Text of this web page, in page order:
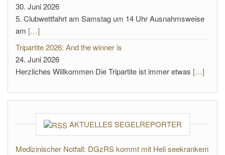
30. Juni 2026
5. Clubwettfahrt am Samstag um 14 Uhr Ausnahmsweise
am […]
Tripartite 2026: And the winner is
24. Juni 2026
Herzliches Willkommen Die Tripartite ist immer etwas […]
AKTUELLES SEGELREPORTER
Medizinischer Notfall: DGzRS kommt mit Heli seekrankem